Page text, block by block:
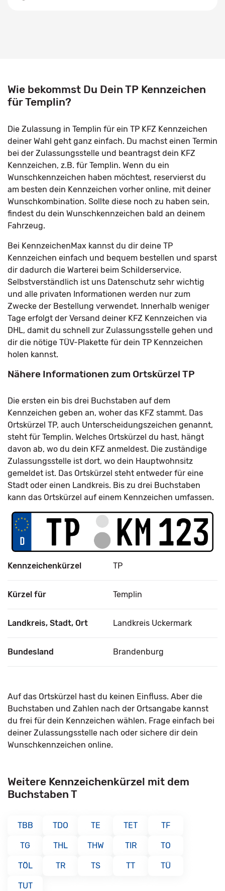
Wie bekommst Du Dein TP Kennzeichen
für Templin?
Die Zulassung in Templin für ein TP KFZ Kennzeichen
deiner Wahl geht ganz einfach. Du machst einen Termin
bei der Zulassungsstelle und beantragst dein KFZ
Kennzeichen, z.B. für Templin. Wenn du ein
Wunschkennzeichen haben möchtest, reservierst du
am besten dein Kennzeichen vorher online, mit deiner
Wunschkombination. Sollte diese noch zu haben sein,
findest du dein Wunschkennzeichen bald an deinem
Fahrzeug.
Bei KennzeichenMax kannst du dir deine TP
Kennzeichen einfach und bequem bestellen und sparst
dir dadurch die Warterei beim Schilderservice.
Selbstverständlich ist uns Datenschutz sehr wichtig
und alle privaten Informationen werden nur zum
Zwecke der Bestellung verwendet. Innerhalb weniger
Tage erfolgt der Versand deiner KFZ Kennzeichen via
DHL, damit du schnell zur Zulassungsstelle gehen und
dir die nötige TÜV-Plakette für dein TP Kennzeichen
holen kannst.
Nähere Informationen zum Ortskürzel TP
Die ersten ein bis drei Buchstaben auf dem
Kennzeichen geben an, woher das KFZ stammt. Das
Ortskürzel TP, auch Unterscheidungszeichen genannt,
steht für Templin. Welches Ortskürzel du hast, hängt
davon ab, wo du dein KFZ anmeldest. Die zuständige
Zulassungsstelle ist dort, wo dein Hauptwohnsitz
gemeldet ist. Das Ortskürzel steht entweder für eine
Stadt oder einen Landkreis. Bis zu drei Buchstaben
kann das Ortskürzel auf einem Kennzeichen umfassen.
Kennzeichenkürzel TP
Kürzel für Templin
Landkreis, Stadt, Ort Landkreis Uckermark
Bundesland Brandenburg
Auf das Ortskürzel hast du keinen Einfluss. Aber die
Buchstaben und Zahlen nach der Ortsangabe kannst
du frei für dein Kennzeichen wählen. Frage einfach bei
deiner Zulassungsstelle nach oder sichere dir dein
Wunschkennzeichen online.
Weitere Kennzeichenkürzel mit dem
Buchstaben T
TBB TDO TE TET TF
TG THL THW TIR TO
TÖL TR TS TT TÜ
TUT